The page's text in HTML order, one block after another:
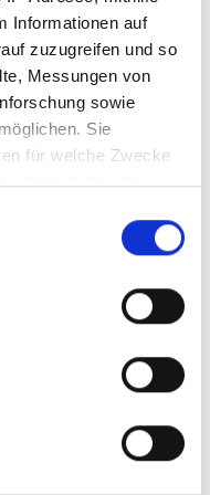
Informationen auf
zuzugreifen und so
Messungen von
sowie
Sie
für welche Zwecke
jederzeit über die
Lage
identifizieren
persönlichen Daten